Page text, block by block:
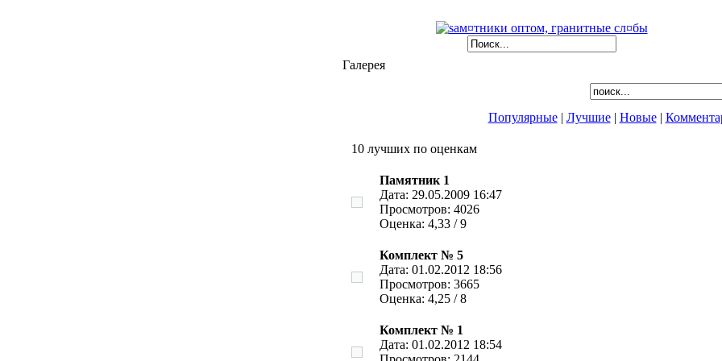
Галерея
Популярные| Лучшие| Новые|
10 лучших по оценкам
Памятник 1
Дата: 29.05.2009 16:47
Просмотров: 4026
Оценка: 4,33 / 9
Комплект № 5
Дата: 01.02.2012 18:56
Просмотров: 3665
Оценка: 4,25 / 8
Комплект № 1
Дата: 01.02.2012 18:54